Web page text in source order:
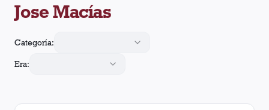
Jose Macías
Categoría:
Era: